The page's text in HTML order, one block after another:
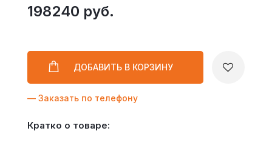
198240 руб.
ДОБАВИТЬ В КОРЗИНУ
— Заказать по телефону
Кратко о товаре: